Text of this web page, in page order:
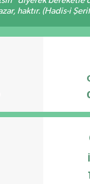
haktır. (Hadis-i